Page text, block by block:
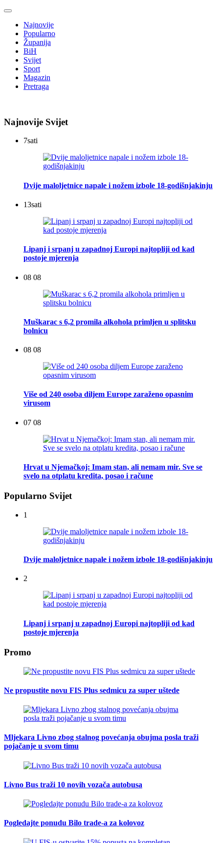
Najnovije
Popularno
Županija
BiH
Svijet
Sport
Magazin
Pretraga
Najnovije Svijet
7sati
Dvije maloljetnice napale i nožem izbole 18-godišnjakinju
13sati
Lipanj i srpanj u zapadnoj Europi najtopliji od kad
postoje mjerenja
08 08
Muškarac s 6,2 promila alkohola primljen u splitsku
bolnicu
08 08
Više od 240 osoba diljem Europe zaraženo opasnim
virusom
07 08
Hrvat u Njemačkoj: Imam stan, ali nemam mir. Sve se
svelo na otplatu kredita, posao i račune
Popularno Svijet
1
Dvije maloljetnice napale i nožem izbole 18-godišnjakinju
2
Lipanj i srpanj u zapadnoj Europi najtopliji od kad
postoje mjerenja
Promo
Ne propustite novu FIS Plus sedmicu za super uštede
Mljekara Livno zbog stalnog povećanja obujma posla traži
pojačanje u svom timu
Livno Bus traži 10 novih vozača autobusa
Pogledajte ponudu Bilo trade-a za kolovoz